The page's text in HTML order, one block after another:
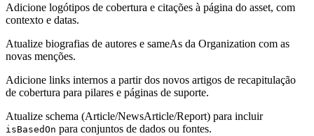
Adicione logótipos de cobertura e citações à página do asset, com
contexto e datas.
Atualize biografias de autores e sameAs da Organization com as
novas menções.
Adicione links internos a partir dos novos artigos de recapitulação
de cobertura para pilares e páginas de suporte.
Atualize schema (Article/NewsArticle/Report) para incluir
isBasedOn para conjuntos de dados ou fontes.